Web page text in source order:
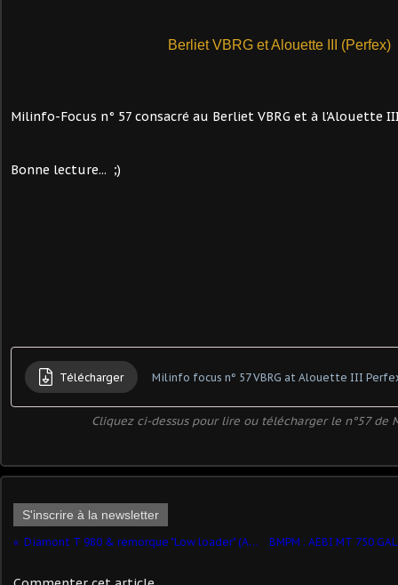
Berliet VBRG et Alouette III (Perfex)
Milinfo-Focus n° 57 consacré au Berliet VBRG et à l'Alouette
Bonne lecture... ;)
Télécharger Milinfo focus n° 57 VBRG at Alouette III
Cliquez ci-dessus pour lire ou télécharger le n°57 de
S'inscrire à la newsletter
Diamont T 980 & remorque "Low loader" (Alan Smith - 1/48 - par Marc H.) ​